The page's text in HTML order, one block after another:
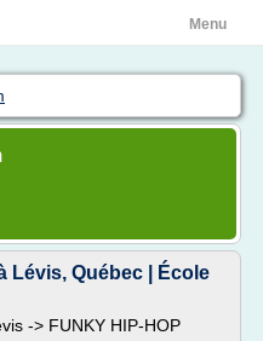
Menu
Lévis, Québec | École
-> FUNKY HIP-HOP